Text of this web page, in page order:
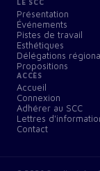
LE SCC
Présentation
Événements
Pistes de travail
Esthétiques
Délégations
Propositions
ACCÈS
Accueil
Connexion
Adhérer au SCC
Lettres
Contact